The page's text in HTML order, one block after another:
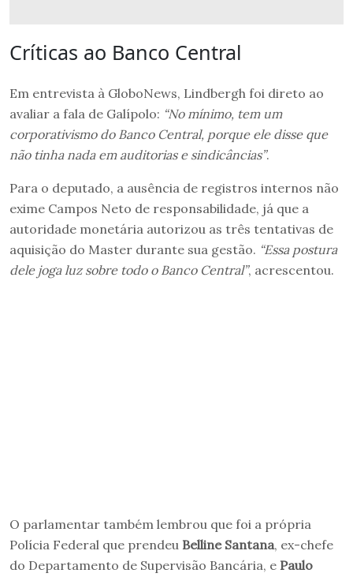
Críticas ao Banco Central
Em entrevista à GloboNews, Lindbergh foi direto ao
avaliar a fala de Galípolo: “No mínimo, tem um
corporativismo do Banco Central, porque ele disse que
não tinha nada em auditorias e sindicâncias”.
Para o deputado, a ausência de registros internos não
exime Campos Neto de responsabilidade, já que a
autoridade monetária autorizou as três tentativas de
aquisição do Master durante sua gestão. “Essa postura
dele joga luz sobre todo o Banco Central”, acrescentou.
O parlamentar também lembrou que foi a própria
Polícia Federal que prendeu Belline Santana, ex-chefe
do Departamento de Supervisão Bancária, e Paulo